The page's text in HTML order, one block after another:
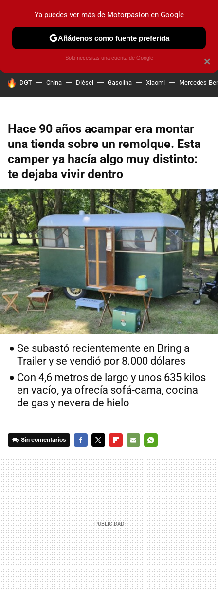
PRUEBAS COCHES ELÉCTRICOS OBSERVATORIO
HOY SE HABLA DE
DGT China Diésel Gasolina Xiaomi Mercedes-
Hace 90 años acampar era montar
una tienda sobre un remolque. Esta
camper ya hacía algo muy distinto:
te dejaba vivir dentro
Se subastó recientemente en Bring a
Trailer y se vendió por 8.000 dólares
Con 4,6 metros de largo y unos 635 kilos
en vacío, ya ofrecía sofá-cama, cocina
de gas y nevera de hielo
Sin comentarios
MAIL
×
Ya puedes ver más de Motorpasion en Google
Añádenos como fuente preferida
Solo necesitas una cuenta de Google